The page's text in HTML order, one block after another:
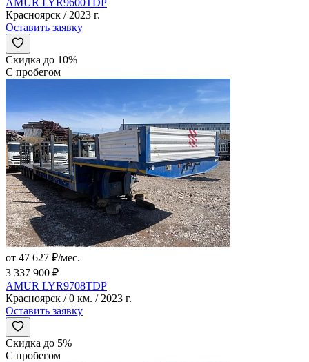
AMUR LYR9600TDP
Красноярск / 2023 г.
Оставить заявку
Скидка до 10%
С пробегом
от 47 627 ₽/мес.
3 337 900 ₽
AMUR LYR9708TDP
Красноярск / 0 км. / 2023 г.
Оставить заявку
Скидка до 5%
С пробегом